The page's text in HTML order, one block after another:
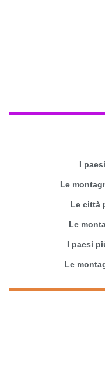
I
Le
Le città
Le
I paesi
Le